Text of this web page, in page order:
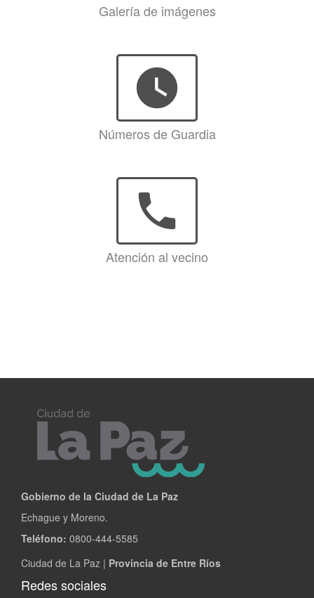
Galería de imágenes
watch_later
Números de Guardia
phone
Atención al vecino
Gobierno de la Ciudad de La Paz
Echague y Moreno.
Teléfono: 0800-444-5585
Ciudad de La Paz | Provincia de Entre Ríos
Redes sociales